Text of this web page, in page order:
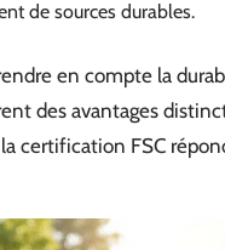
de sources durables.
en compte la
des avantages
certification FSC